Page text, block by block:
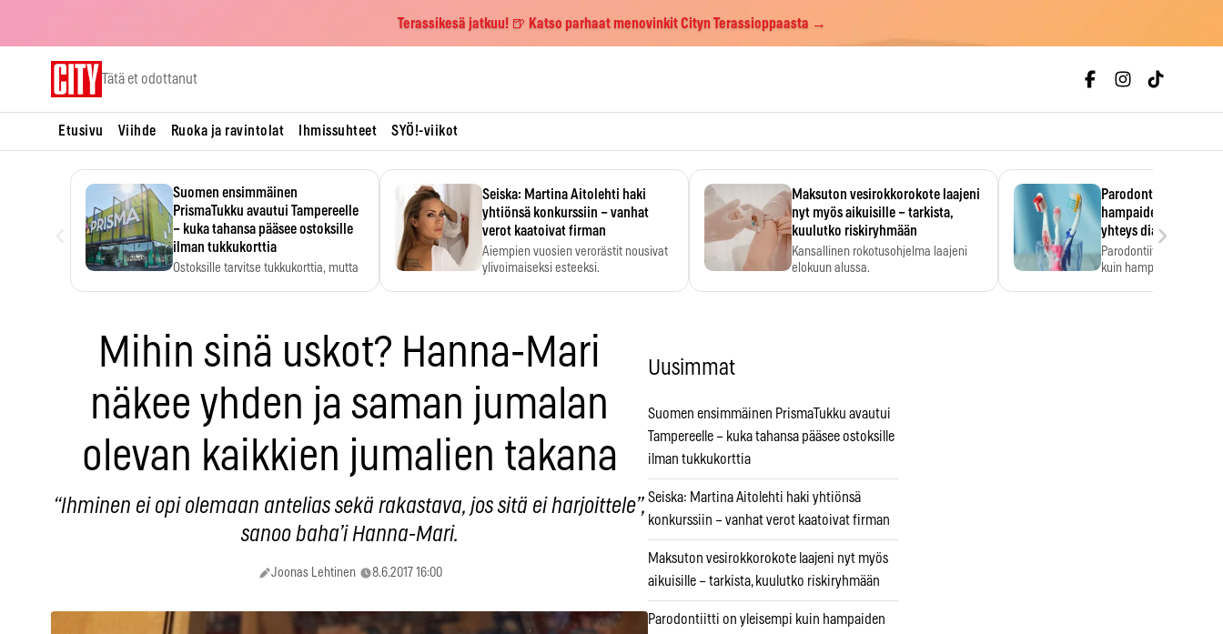
Terassikesä jatkuu! 🍺 Katso parhaat menovinkit Cityn Terassioppaasta →
Tätä et odottanut
Etusivu Viihde Ruoka ja ravintolat Ihmissuhteet SYÖ!-viikot
Suomen ensimmäinen
PrismaTukku avautui Tampereelle
– kuka tahansa pääsee ostoksille
ilman tukkukorttia
Ostoksille tarvitse tukkukorttia, mutta
Seiska: Martina Aitolehti haki
yhtiönsä konkurssiin – vanhat
verot kaatoivat firman
Aiempien vuosien verorästit nousivat
ylivoimaiseksi esteeksi.
Maksuton vesirokkorokote laajeni
nyt myös aikuisille – tarkista,
kuulutko riskiryhmään
Kansallinen rokotusohjelma laajeni
elokuun alussa.
Parodontiitti on
hampaiden
yhteys diabetekseen
Parodontiitti on
kuin hampaiden
›
Mihin sinä uskot? Hanna-Mari
näkee yhden ja saman jumalan
olevan kaikkien jumalien takana
“Ihminen ei opi olemaan antelias sekä rakastava, jos sitä ei harjoittele”,
sanoo baha’i Hanna-Mari.
Joonas Lehtinen 8.6.2017 16:00
Uusimmat
Suomen ensimmäinen PrismaTukku avautui
Tampereelle – kuka tahansa pääsee ostoksille
ilman tukkukorttia
Seiska: Martina Aitolehti haki yhtiönsä
konkurssiin – vanhat verot kaatoivat firman
Maksuton vesirokkorokote laajeni nyt myös
aikuisille – tarkista, kuulutko riskiryhmään
Parodontiitti on yleisempi kuin hampaiden